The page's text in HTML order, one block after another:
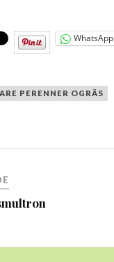
WhatsApp
PERENNER OGRÄS